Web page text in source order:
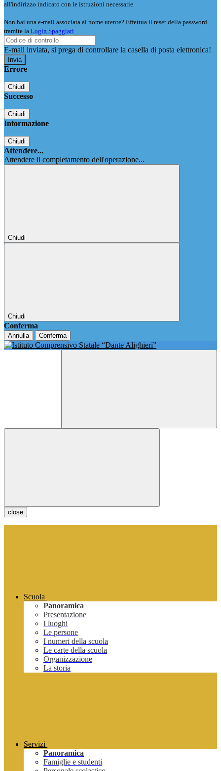
all'indirizzo indicato con le istruzioni necessarie.
Non hai una e-mail associata al nome utente? Effettua il reset della password
tramite la Login Spaggiari
E-mail inviata, si prega di controllare la casella di posta elettronica!
Errore
Chiudi
Successo
Chiudi
Informazione
Chiudi
Attendere...
Attendere il completamento dell'operazione...
Chiudi
Chiudi
Conferma
Annulla Conferma
close
Scuola
Panoramica
Presentazione
I luoghi
Le persone
I numeri della scuola
Le carte della scuola
Organizzazione
La storia
Servizi
Panoramica
Famiglie e studenti